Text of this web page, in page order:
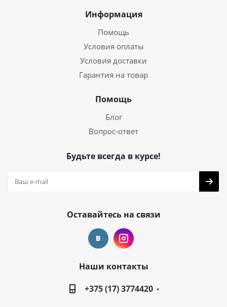
Информация
Помощь
Условия оплаты
Условия доставки
Гарантия на товар
Помощь
Блог
Вопрос-ответ
Будьте всегда в курсе!
Оставайтесь на связи
Наши контакты
+375 (17) 3774420